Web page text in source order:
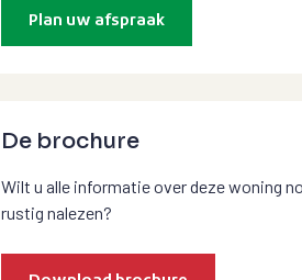
Plan uw afspraak
De brochure
Wilt u alle informatie over deze woning
rustig nalezen?